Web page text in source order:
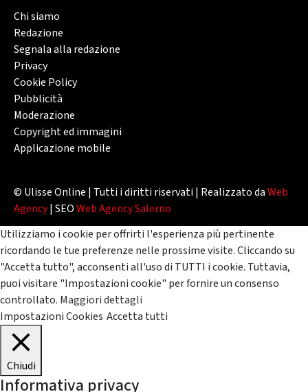
Chi siamo
Redazione
Segnala alla redazione
Privacy
Cookie Policy
Pubblicità
Moderazione
Copyright ed immagini
Applicazione mobile
© Ulisse Online | Tutti i diritti riservati | Realizzato daWeb
Agency| SEOWeb Agency Salerno
Utilizziamo i cookie per offrirti l'esperienza più pertinente
ricordando le tue preferenze nelle prossime visite. Cliccando su
"Accetta tutto", acconsenti all'uso di TUTTI i cookie. Tuttavia,
puoi visitare "Impostazioni cookie" per fornire un consenso
controllato. Maggiori dettagli
Impostazioni Cookies Accetta tutti
Chiudi
Informativa privacy